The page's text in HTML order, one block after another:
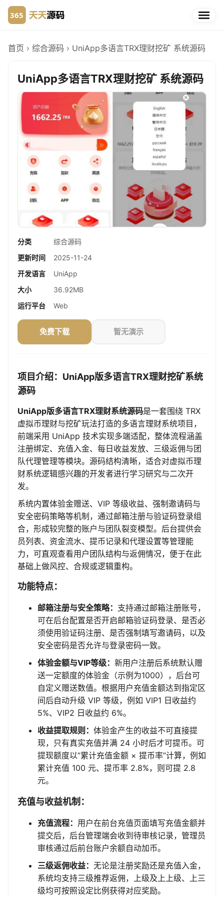
首页 › 综合源码 › UniApp多语言TRX理财挖矿 系统源码
UniApp多语言TRX理财挖矿 系统源码
分类
综合源码
更新时间
2025-11-24
开发语言
UniApp
大小
36.92MB
运行平台
Web
免费下载 暂无演示
项目介绍：UniApp版多语言TRX理财挖矿系统
源码
UniApp版多语言TRX理财系统源码是一套围绕 TRX
虚拟币理财与挖矿玩法打造的多语言理财系统项目，
前端采用 UniApp 技术实现多端适配，整体流程涵盖
注册绑定、充值入金、每日收益发放、三级返佣与团
队代理管理等模块。源码结构清晰，适合对虚拟币理
财系统逻辑感兴趣的开发者进行学习研究与二次开
发。
系统内置体验金赠送、VIP 等级收益、强制邀请码与
安全密码策略等机制，通过邮箱注册与验证码登录组
合，形成较完整的账户与团队裂变模型。后台提供会
员列表、资金流水、提币记录和代理设置等管理能
力，可直观查看用户团队结构与返佣情况，便于在此
基础上做风控、合规或逻辑重构。
功能特点：
邮箱注册与安全策略： 支持通过邮箱注册账号，
可在后台配置是否开启邮箱验证码登录、是否必
须使用验证码注册、是否强制填写邀请码，以及
安全密码是否允许与登录密码一致。
体验金额与VIP等级： 新用户注册后系统默认赠
送一定额度的体验金（示例为1000），后台可
自定义赠送数值。根据用户充值金额达到指定区
间后自动升级 VIP 等级，例如 VIP1 日收益约
5%、VIP2 日收益约 6%。
收益提取规则： 体验金产生的收益不可直接提
现，只有真实充值并满 24 小时后才可提币。可
提现额度以“累计充值金额 × 提币率”计算，例如
累计充值 100 元、提币率 2.8%，则可提 2.8
元。
充值与收益机制：
充值流程： 用户在前台充值页面填写充值金额并
提交后，后台管理端会收到待审核记录，管理员
审核通过后前台账户余额自动加币。
三级返佣收益： 无论是注册奖励还是充值入金，
系统均支持三级推荐返佣，上级及上上级、上三
级均可按照设定比例获得对应奖励。